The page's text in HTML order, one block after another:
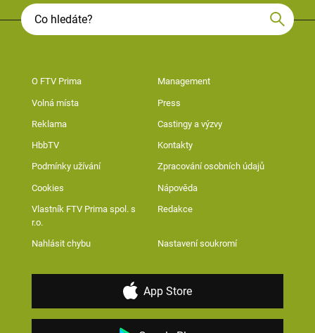
O FTV Prima Management
Volná místa Press
Reklama Castingy a výzvy
HbbTV Kontakty
Podmínky užívání Zpracování osobních údajů
Cookies Nápověda
Vlastník FTV Prima spol. s
r.o.
Redakce
Nahlásit chybu Nastavení soukromí
App Store